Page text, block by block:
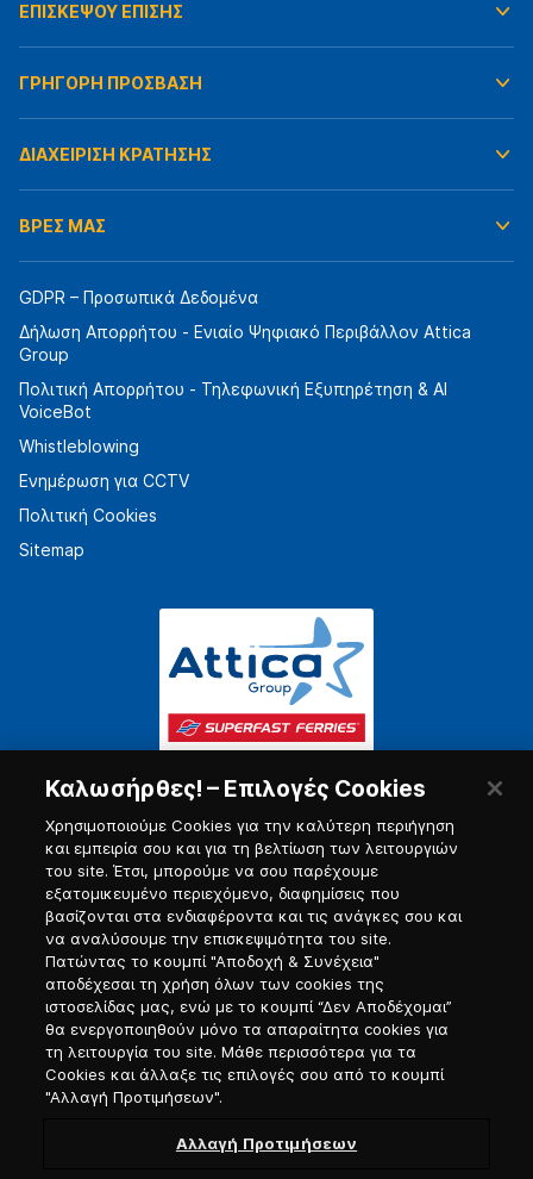
ΕΠΙΣΚΕΨΟΥ ΕΠΙΣΗΣ
ΓΡΗΓΟΡΗ ΠΡΟΣΒΑΣΗ
ΔΙΑΧΕΙΡΙΣΗ ΚΡΑΤΗΣΗΣ
ΒΡΕΣ ΜΑΣ
GDPR – Προσωπικά Δεδομένα
Δήλωση Απορρήτου - Ενιαίο Ψηφιακό Περιβάλλον Attica
Group
Πολιτική Απορρήτου - Τηλεφωνική Εξυπηρέτηση & AI
VoiceBot
Whistleblowing
Ενημέρωση για CCTV
Πολιτική Cookies
Sitemap
Πύλη Ναυτικού
Καλωσήρθες! – Επιλογές Cookies
Χρησιμοποιούμε Cookies για την καλύτερη περιήγηση
και εμπειρία σου και για τη βελτίωση των λειτουργιών
του site. Έτσι, μπορούμε να σου παρέχουμε
εξατομικευμένο περιεχόμενο, διαφημίσεις που
βασίζονται στα ενδιαφέροντα και τις ανάγκες σου και
να αναλύσουμε την επισκεψιμότητα του site.
Πατώντας το κουμπί "Αποδοχή & Συνέχεια"
αποδέχεσαι τη χρήση όλων των cookies της
ιστοσελίδας μας, ενώ με το κουμπί “Δεν Αποδέχομαι”
θα ενεργοποιηθούν μόνο τα απαραίτητα cookies για
τη λειτουργία του site. Μάθε περισσότερα για τα
Cookies και άλλαξε τις επιλογές σου από το κουμπί
"Αλλαγή Προτιμήσεων".
Αλλαγή Προτιμήσεων